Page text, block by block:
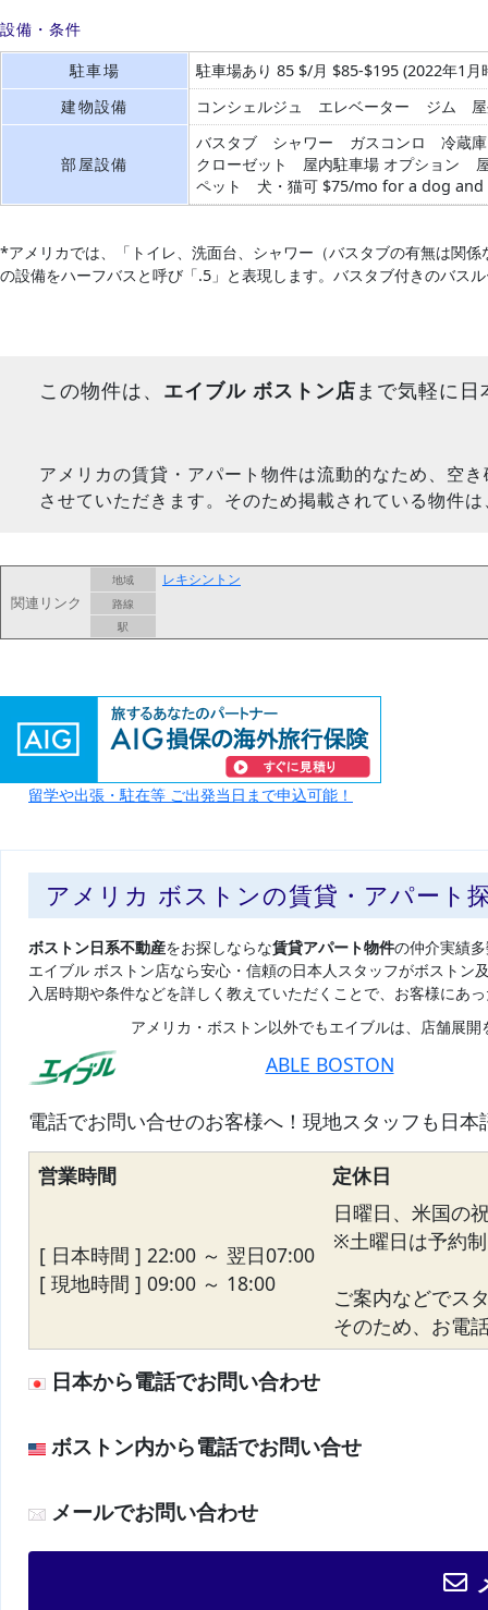
設備・条件
駐車場
駐車場あり 85 $/月 $85-$195 (2022年1月
建物設備
コンシェルジュ エレベーター ジム
部屋設備
バスタブ シャワー ガスコンロ
冷蔵庫
クローゼット
屋内駐車場 オプション
ペット 犬・猫可 $75/mo for a dog
*アメリカでは、「トイレ、洗面台、シャワー（バスタブの有無は関
の設備をハーフバスと呼び「.5」と表現します。バスタブ付きのバス
この物件は、 エイブル ボストン店 まで気軽に
アメリカの賃貸・アパート物件は流動的なため、空
させていただきます。そのため掲載されている物件
関連リンク
地域 レキシントン
路線
駅
留学や出張・駐在等 ご出発当日まで申込可能！
アメリカ ボストンの賃貸・アパート
ボストン日系不動産をお探しならな賃貸アパート物件の仲介実績
エイブル ボストン店なら安心・信頼の日本人スタッフがボストン
入居時期や条件などを詳しく教えていただくことで、お客様にあ
アメリカ・ボストン以外でもエイブルは、店舗展
ABLE BOSTON
電話でお問い合せのお客様へ！現地スタッフも日
営業時間 定休日
[ 日本時間 ] 22:00 ～ 翌日07:00
[ 現地時間 ] 09:00 ～ 18:00
日曜日、米国の
※土曜日は予約制
ご案内などでス
そのため、お電
日本から電話でお問い合わせ
ボストン内から電話でお問い合せ
メールでお問い合わせ